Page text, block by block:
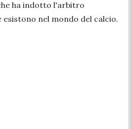
ha indotto l'arbitro
nel mondo del calcio.